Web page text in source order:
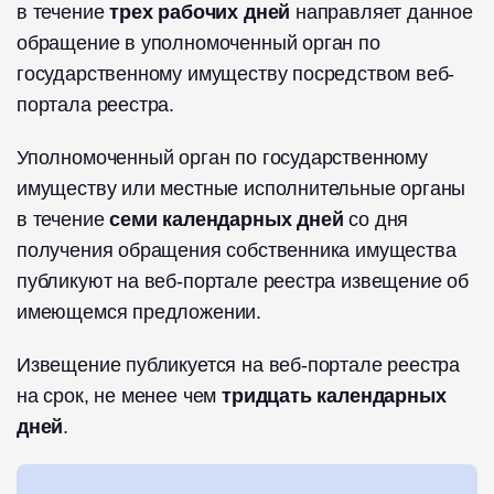
в течениетрех рабочих дней направляет данное
обращение в уполномоченный орган по
государственному имуществу посредством веб-
портала реестра.
Уполномоченный орган по государственному
имуществу или местные исполнительные органы
в течениесеми календарных дней со дня
получения обращения собственника имущества
публикуют на веб-портале реестра извещение об
имеющемся предложении.
Извещение публикуется на веб-портале реестра
на срок, не менее чемтридцать календарных
дней.